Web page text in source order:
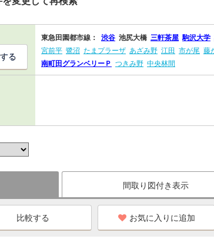
東急田園都市線： 渋谷 池尻大橋 三軒茶屋 駒沢大学
宮前平 鷺沼 たまプラーザ あざみ野 江田 市が尾 藤
南町田グランベリーＰ つきみ野 中央林間
る
間取り図付き表示
お気に入りに追加